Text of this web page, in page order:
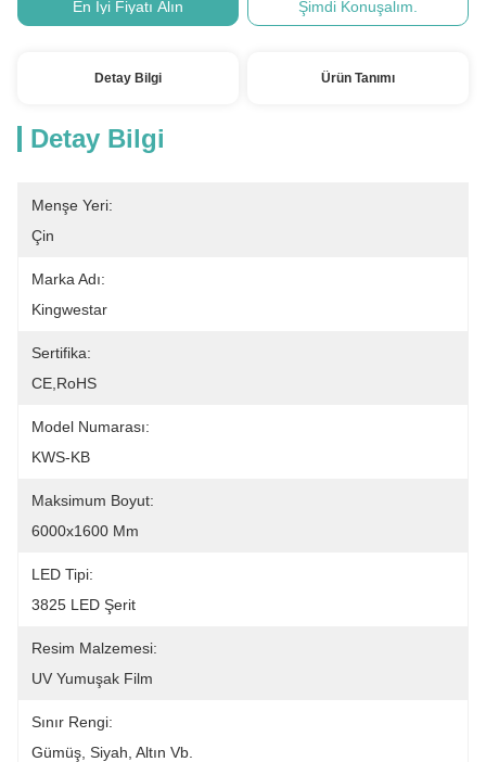
En İyi Fiyatı Alın Şimdi Konuşalım.
Detay Bilgi Ürün Tanımı
Detay Bilgi
Menşe Yeri:
Çin
Marka Adı:
Kingwestar
Sertifika:
CE,RoHS
Model Numarası:
KWS-KB
Maksimum Boyut:
6000x1600 Mm
LED Tipi:
3825 LED Şerit
Resim Malzemesi:
UV Yumuşak Film
Sınır Rengi:
Gümüş, Siyah, Altın Vb.